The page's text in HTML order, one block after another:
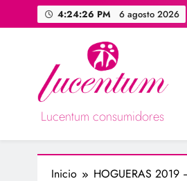
al
4:24:28 PM 6 agosto 2026
Lucentum consumidores
Asociación de consumidores /
Inicio HOGUERAS 2019